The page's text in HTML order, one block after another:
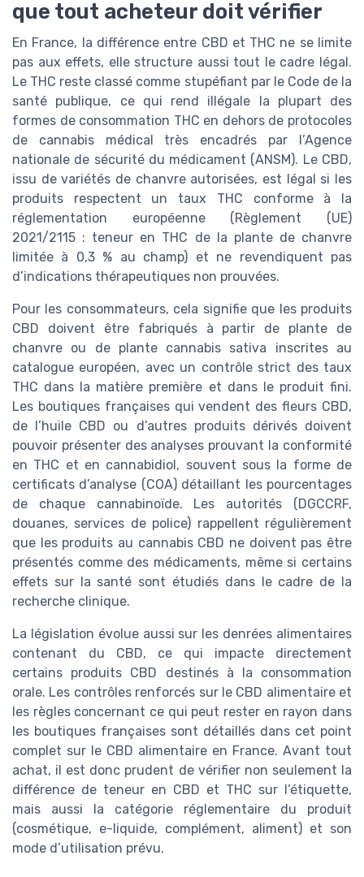
que tout acheteur doit vérifier
En France, la différence entre CBD et THC ne se limite
pas aux effets, elle structure aussi tout le cadre légal.
Le THC reste classé comme stupéfiant par le Code de la
santé publique, ce qui rend illégale la plupart des
formes de consommation THC en dehors de protocoles
de cannabis médical très encadrés par l’Agence
nationale de sécurité du médicament (ANSM). Le CBD,
issu de variétés de chanvre autorisées, est légal si les
produits respectent un taux THC conforme à la
réglementation européenne (Règlement (UE)
2021/2115 : teneur en THC de la plante de chanvre
limitée à 0,3 % au champ) et ne revendiquent pas
d’indications thérapeutiques non prouvées.
Pour les consommateurs, cela signifie que les produits
CBD doivent être fabriqués à partir de plante de
chanvre ou de plante cannabis sativa inscrites au
catalogue européen, avec un contrôle strict des taux
THC dans la matière première et dans le produit fini.
Les boutiques françaises qui vendent des fleurs CBD,
de l’huile CBD ou d’autres produits dérivés doivent
pouvoir présenter des analyses prouvant la conformité
en THC et en cannabidiol, souvent sous la forme de
certificats d’analyse (COA) détaillant les pourcentages
de chaque cannabinoïde. Les autorités (DGCCRF,
douanes, services de police) rappellent régulièrement
que les produits au cannabis CBD ne doivent pas être
présentés comme des médicaments, même si certains
effets sur la santé sont étudiés dans le cadre de la
recherche clinique.
La législation évolue aussi sur les denrées alimentaires
contenant du CBD, ce qui impacte directement
certains produits CBD destinés à la consommation
orale. Les contrôles renforcés sur le CBD alimentaire et
les règles concernant ce qui peut rester en rayon dans
les boutiques françaises sont détaillés dans cet point
complet sur le CBD alimentaire en France. Avant tout
achat, il est donc prudent de vérifier non seulement la
différence de teneur en CBD et THC sur l’étiquette,
mais aussi la catégorie réglementaire du produit
(cosmétique, e-liquide, complément, aliment) et son
mode d’utilisation prévu.